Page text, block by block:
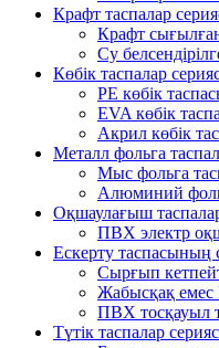
Крафт таспалар
Крафт
Су
Көбік таспалар
PE көбік
EVA көбік
Акрил көбік
Металл фольга
Мыс фольга
Алюминий
Оқшаулағыш
ПВХ электр
Ескерту таспасының
Сырғып
Жабысқақ емес
ПВХ тосқауыл
Түтік таспалар